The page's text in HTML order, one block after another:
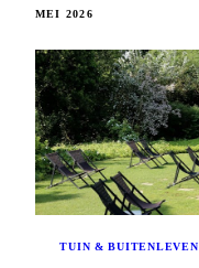
MEI 2026
TUIN & BUITENLEVEN